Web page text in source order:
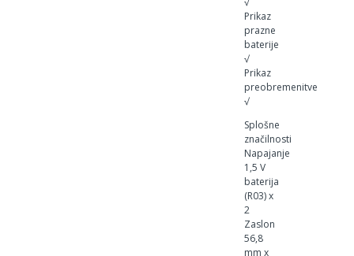
Prikaz
prazne
baterije
√
Prikaz
preobremenitve
√
Splošne
značilnosti
Napajanje
1,5 V
baterija
(R03) x
2
Zaslon
56,8
mm x